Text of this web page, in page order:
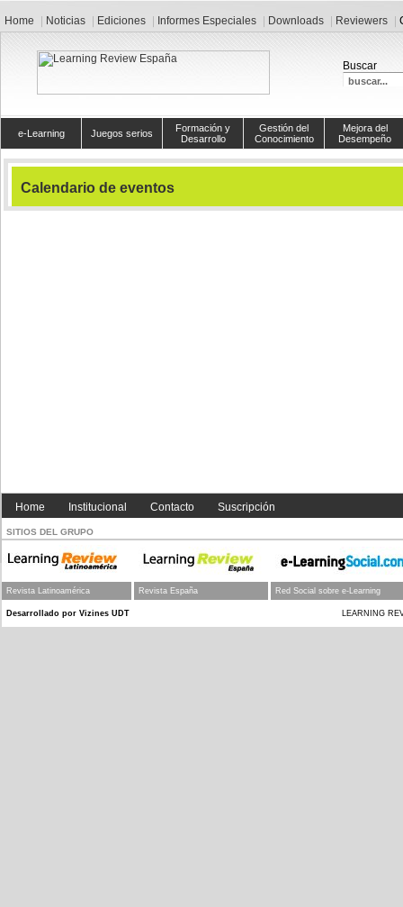
Home Noticias Ediciones Informes Especiales Downloads Reviewers
Buscar
e-Learning Juegos serios
Formación y
Desarrollo
Gestión del
Conocimiento
Mejora del
Desempeño
Calendario de eventos
Home Institucional Contacto Suscripción
SITIOS DEL GRUPO
Revista Latinoamérica Revista España Red Social sobre e-Learning
Desarrollado por Vizines UDT LEARNING